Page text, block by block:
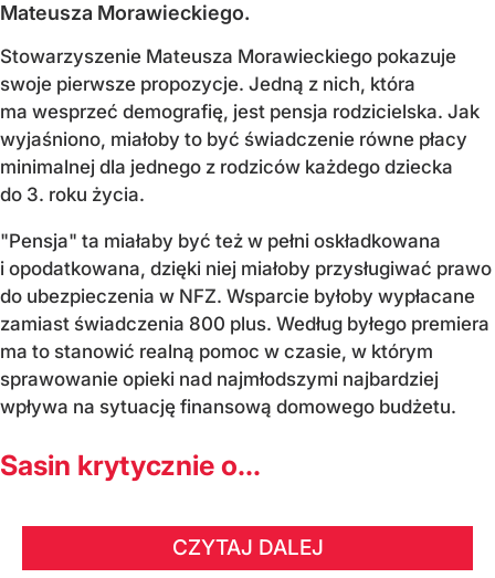
Mateusza Morawieckiego.
Stowarzyszenie Mateusza Morawieckiego pokazuje
swoje pierwsze propozycje. Jedną z nich, która
ma wesprzeć demografię, jest pensja rodzicielska. Jak
wyjaśniono, miałoby to być świadczenie równe płacy
minimalnej dla jednego z rodziców każdego dziecka
do 3. roku życia.
"Pensja" ta miałaby być też w pełni oskładkowana
i opodatkowana, dzięki niej miałoby przysługiwać prawo
do ubezpieczenia w NFZ. Wsparcie byłoby wypłacane
zamiast świadczenia 800 plus. Według byłego premiera
ma to stanowić realną pomoc w czasie, w którym
sprawowanie opieki nad najmłodszymi najbardziej
wpływa na sytuację finansową domowego budżetu.
Sasin krytycznie o...
CZYTAJ DALEJ